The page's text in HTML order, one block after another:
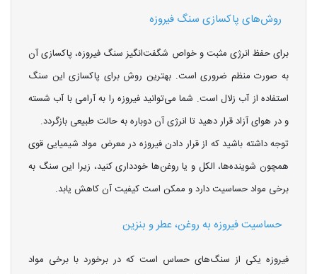
روش‌های پاکسازی سنگ فیروزه
برای حفظ انرژی مثبت و خواص شگفت‌انگیز سنگ فیروزه، پاکسازی آن
به صورت منظم ضروری است. بهترین روش برای پاکسازی این سنگ
استفاده از آب زلال است. شما می‌توانید فیروزه را به آرامی با آب شسته
و در هوای آزاد قرار دهید تا انرژی آن دوباره به حالت طبیعی بازگردد.
توجه داشته باشید که از قرار دادن فیروزه در معرض مواد شیمیایی قوی
همچون شوینده‌ها، الکل و یا روغن‌ها خودداری کنید، زیرا این سنگ به
برخی مواد حساسیت دارد و ممکن است کیفیت آن کاهش یابد.
حساسیت فیروزه به روغن، عطر و بنزین
فیروزه یکی از سنگ‌های حساس است که در برخورد با برخی مواد